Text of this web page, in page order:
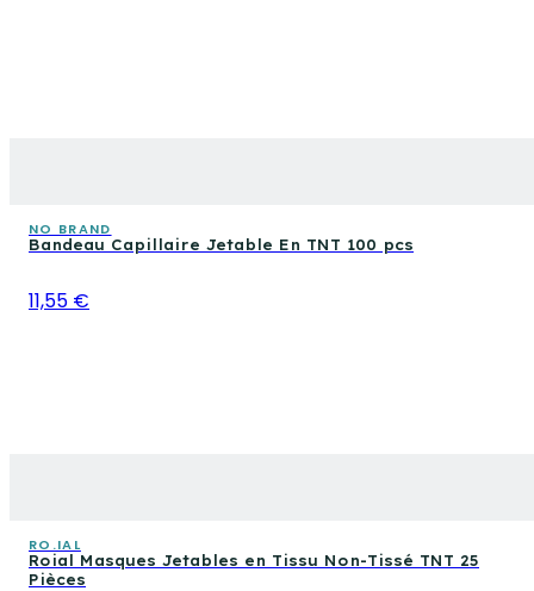
NO BRAND
Bandeau Capillaire Jetable En TNT 100 pcs
11,55 €
RO.IAL
Roial Masques Jetables en Tissu Non-Tissé TNT 25
Pièces